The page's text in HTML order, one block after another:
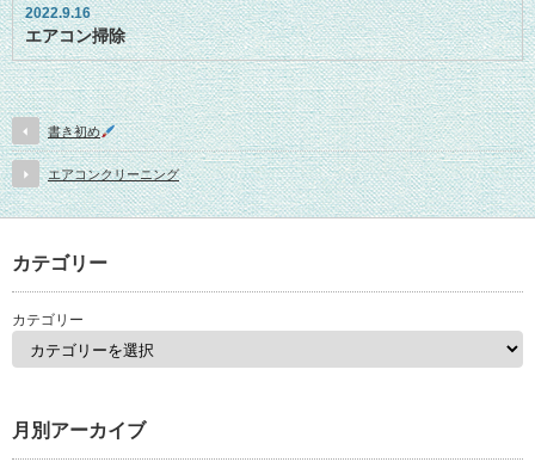
2022.9.16
エアコン掃除
書き初め
エアコンクリーニング
カテゴリー
カテゴリー
月別アーカイブ